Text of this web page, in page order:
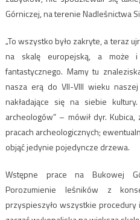
Górniczej, na terenie Nadleśnictwa
„To wszystko było zakryte, a teraz
na skalę europejską, a może
fantastycznego. Mamy tu
nasza erą do VII-VIII wieku
nakładające się na siebie
archeologów” – mówił dyr.
pracach archeologicznych;
objąć jedynie pojedyncze drzewa.
Wstępne prace na Bukowej
Porozumienie leśników z
przyspieszyło wszystkie